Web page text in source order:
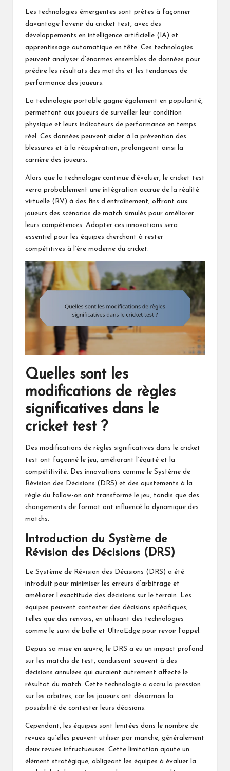
Les technologies émergentes sont prêtes à façonner
davantage l’avenir du cricket test, avec des
développements en intelligence artificielle (IA) et
apprentissage automatique en tête. Ces technologies
peuvent analyser d’énormes ensembles de données pour
prédire les résultats des matchs et les tendances de
performance des joueurs.
La technologie portable gagne également en popularité,
permettant aux joueurs de surveiller leur condition
physique et leurs indicateurs de performance en temps
réel. Ces données peuvent aider à la prévention des
blessures et à la récupération, prolongeant ainsi la
carrière des joueurs.
Alors que la technologie continue d’évoluer, le cricket test
verra probablement une intégration accrue de la réalité
virtuelle (RV) à des fins d’entraînement, offrant aux
joueurs des scénarios de match simulés pour améliorer
leurs compétences. Adopter ces innovations sera
essentiel pour les équipes cherchant à rester
compétitives à l’ère moderne du cricket.
Quelles sont les
modifications de règles
significatives dans le
cricket test ?
Des modifications de règles significatives dans le cricket
test ont façonné le jeu, améliorant l’équité et la
compétitivité. Des innovations comme le Système de
Révision des Décisions (DRS) et des ajustements à la
règle du follow-on ont transformé le jeu, tandis que des
changements de format ont influencé la dynamique des
matchs.
Introduction du Système de
Révision des Décisions (DRS)
Le Système de Révision des Décisions (DRS) a été
introduit pour minimiser les erreurs d’arbitrage et
améliorer l’exactitude des décisions sur le terrain. Les
équipes peuvent contester des décisions spécifiques,
telles que des renvois, en utilisant des technologies
comme le suivi de balle et UltraEdge pour revoir l’appel.
Depuis sa mise en œuvre, le DRS a eu un impact profond
sur les matchs de test, conduisant souvent à des
décisions annulées qui auraient autrement affecté le
résultat du match. Cette technologie a accru la pression
sur les arbitres, car les joueurs ont désormais la
possibilité de contester leurs décisions.
Cependant, les équipes sont limitées dans le nombre de
revues qu’elles peuvent utiliser par manche, généralement
deux revues infructueuses. Cette limitation ajoute un
élément stratégique, obligeant les équipes à évaluer la